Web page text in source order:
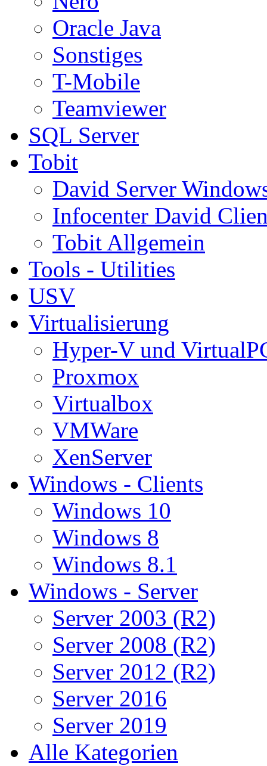
Oracle Java
Sonstiges
T-Mobile
Teamviewer
SQL Server
Tobit
David Server
Infocenter David
Tobit Allgemein
Tools - Utilities
USV
Virtualisierung
Hyper-V und
Proxmox
Virtualbox
VMWare
XenServer
Windows - Clients
Windows 10
Windows 8
Windows 8.1
Windows - Server
Server 2003 (R2)
Server 2008 (R2)
Server 2012 (R2)
Server 2016
Server 2019
Alle Kategorien